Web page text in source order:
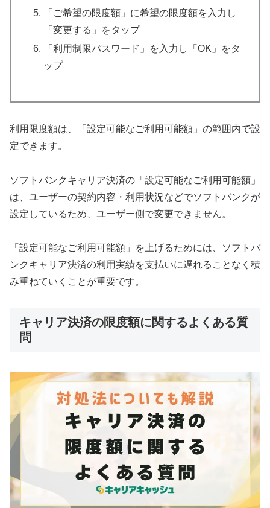
「ご希望の限度額」に希望の限度額を入力し
「変更する」をタップ
「利用制限パスワード」を入力し「OK」をタ
ップ
利用限度額は、「設定可能なご利用可能額」の範囲内で設
定できます。
ソフトバンクキャリア決済の「設定可能なご利用可能額」
は、ユーザーの契約内容・利用状況などでソフトバンクが
設定しているため、ユーザー側で変更できません。
「設定可能なご利用可能額」を上げるためには、ソフトバ
ンクキャリア決済の利用実績を支払いに遅れることなく積
み重ねていくことが重要です。
キャリア決済の限度額に関するよくある質
問